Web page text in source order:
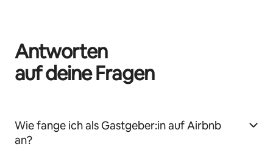
Antworten
auf deine Fragen
Wie fange ich als Gastgeber:in auf Airbnb
an?